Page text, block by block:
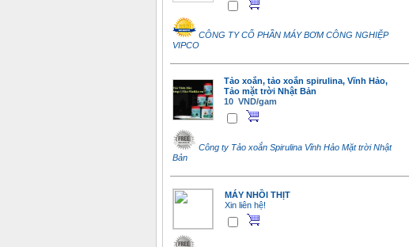
CÔNG TY CỔ PHẦN MÁY BƠM CÔNG NGHIỆP
VIPCO
Tảo xoắn, tảo xoắn spirulina, Vĩnh Hảo,
Tảo mặt trời Nhật Bản
10 VND/gam
Công ty Tảo xoắn Spirulina Vĩnh Hảo Mặt trời Nhật
Bản
MÁY NHỒI THỊT
Xin liên hệ!